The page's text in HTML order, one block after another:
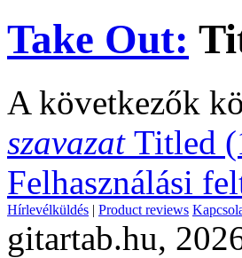
Take Out:
A következők
szavazat Titled
Felhasználási
Hírlevélküldés | Product reviews
gitartab.hu,